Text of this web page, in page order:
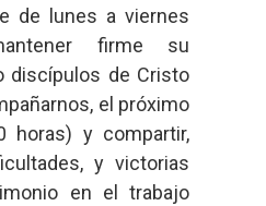
de lunes a viernes
firme su
discípulos de Cristo
el próximo
horas) y compartir,
y victorias
en el trabajo